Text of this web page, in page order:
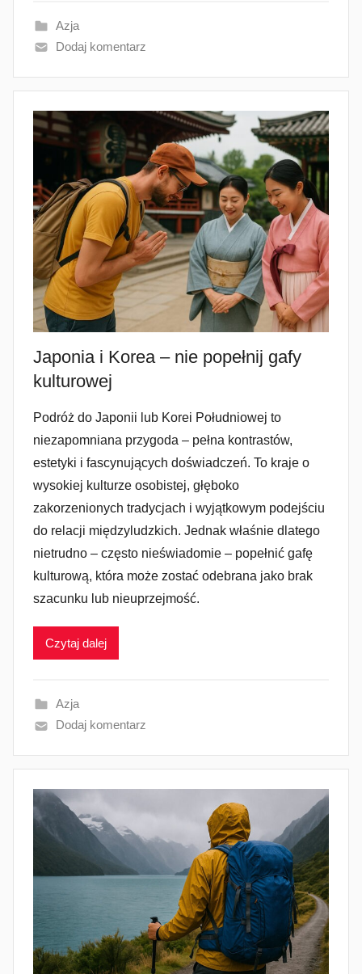
Azja
Dodaj komentarz
Japonia i Korea – nie popełnij gafy
kulturowej
Podróż do Japonii lub Korei Południowej to
niezapomniana przygoda – pełna kontrastów,
estetyki i fascynujących doświadczeń. To kraje o
wysokiej kulturze osobistej, głęboko
zakorzenionych tradycjach i wyjątkowym podejściu
do relacji międzyludzkich. Jednak właśnie dlatego
nietrudno – często nieświadomie – popełnić gafę
kulturową, która może zostać odebrana jako brak
szacunku lub nieuprzejmość.
Czytaj dalej
Azja
Dodaj komentarz